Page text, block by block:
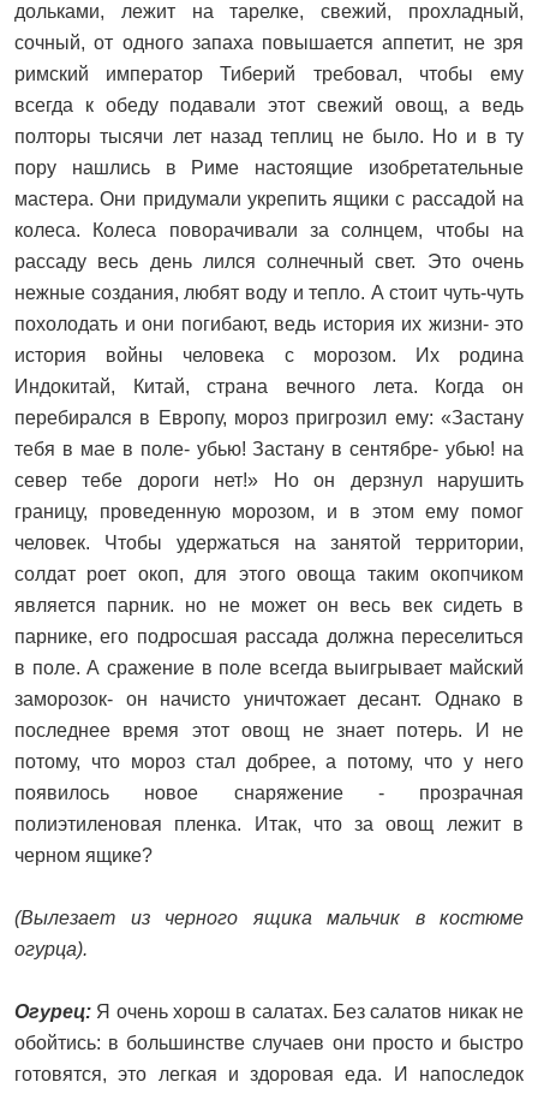
дольками, лежит на тарелке, свежий, прохладный,
сочный, от одного запаха повышается аппетит, не зря
римский император Тиберий требовал, чтобы ему
всегда к обеду подавали этот свежий овощ, а ведь
полторы тысячи лет назад теплиц не было. Но и в ту
пору нашлись в Риме настоящие изобретательные
мастера. Они придумали укрепить ящики с рассадой на
колеса. Колеса поворачивали за солнцем, чтобы на
рассаду весь день лился солнечный свет. Это очень
нежные создания, любят воду и тепло. А стоит чуть-чуть
похолодать и они погибают, ведь история их жизни- это
история войны человека с морозом. Их родина
Индокитай, Китай, страна вечного лета. Когда он
перебирался в Европу, мороз пригрозил ему: «Застану
тебя в мае в поле- убью! Застану в сентябре- убью! на
север тебе дороги нет!» Но он дерзнул нарушить
границу, проведенную морозом, и в этом ему помог
человек. Чтобы удержаться на занятой территории,
солдат роет окоп, для этого овоща таким окопчиком
является парник. но не может он весь век сидеть в
парнике, его подросшая рассада должна переселиться
в поле. А сражение в поле всегда выигрывает майский
заморозок- он начисто уничтожает десант. Однако в
последнее время этот овощ не знает потерь. И не
потому, что мороз стал добрее, а потому, что у него
появилось новое снаряжение - прозрачная
полиэтиленовая пленка. Итак, что за овощ лежит в
черном ящике?
(Вылезает из черного ящика мальчик в костюме
огурца).
Огурец: Я очень хорош в салатах. Без салатов никак не
обойтись: в большинстве случаев они просто и быстро
готовятся, это легкая и здоровая еда. И напоследок